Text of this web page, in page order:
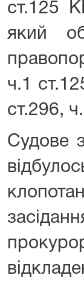
ст.125
який
ч.1
ст.296,
Судове